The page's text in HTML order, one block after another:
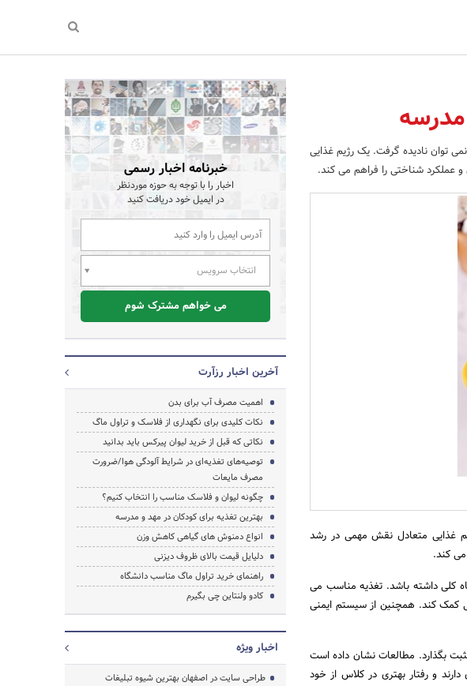
جستجو
مدرسه
توان نادیده گرفت. یک رژیم غذایی
عملکرد شناختی را فراهم می کند.
غذایی متعادل نقش مهمی در رشد
کند.
کلی داشته باشد. تغذیه مناسب می
کمک کند. همچنین از سیستم ایمنی
بگذارد. مطالعات نشان داده است
و رفتار بهتری در کلاس از خود
خبرنامه اخبار رسمی
اخبار را با توجه به حوزه موردنظر
در ایمیل خود دریافت کنید
انتخاب سرویس
می خواهم مشترک شوم
آخرین اخبار رزآرت
اهمیت مصرف آب برای بدن
نکات کلیدی برای نگهداری از فلاسک و تراول ماگ
نکاتی که قبل از خرید لیوان پیرکس باید بدانید
توصیه‌های تغذیه‌ای در شرایط آلودگی هوا/ضرورت
مصرف مایعات
چگونه لیوان و فلاسک مناسب را انتخاب کنیم؟
بهترین تغذیه برای کودکان در مهد و مدرسه
انواع دمنوش های گیاهی کاهش وزن
دلیایل قیمت بالای ظروف دیزنی
راهنمای خرید تراول ماگ مناسب دانشگاه
کادو ولنتاین چی بگیرم
اخبار ویژه
طراحی سایت در اصفهان بهترین شیوه تبلیغات